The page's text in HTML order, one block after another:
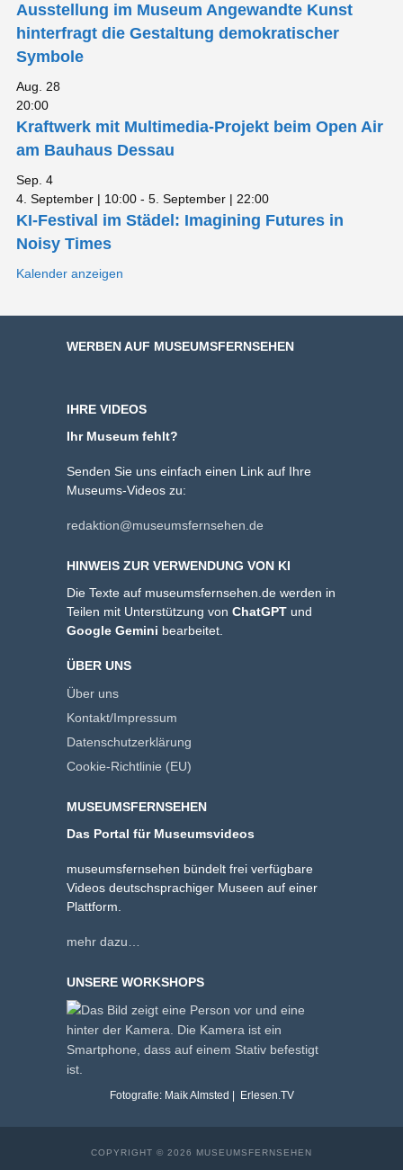
Ausstellung im Museum Angewandte Kunst
hinterfragt die Gestaltung demokratischer
Symbole
Aug. 28
20:00
Kraftwerk mit Multimedia-Projekt beim Open Air
am Bauhaus Dessau
Sep. 4
4. September | 10:00 - 5. September | 22:00
KI-Festival im Städel: Imagining Futures in
Noisy Times
Kalender anzeigen
WERBEN AUF MUSEUMSFERNSEHEN
IHRE VIDEOS
Ihr Museum fehlt?
Senden Sie uns einfach einen Link auf Ihre
Museums-Videos zu:
redaktion@museumsfernsehen.de
HINWEIS ZUR VERWENDUNG VON KI
Die Texte auf museumsfernsehen.de werden in
Teilen mit Unterstützung von ChatGPT und
Google Gemini bearbeitet.
ÜBER UNS
Über uns
Kontakt/Impressum
Datenschutzerklärung
Cookie-Richtlinie (EU)
MUSEUMSFERNSEHEN
Das Portal für Museumsvideos
museumsfernsehen bündelt frei verfügbare
Videos deutschsprachiger Museen auf einer
Plattform.
mehr dazu…
UNSERE WORKSHOPS
Fotografie: Maik Almsted | Erlesen.TV
COPYRIGHT © 2026 MUSEUMSFERNSEHEN